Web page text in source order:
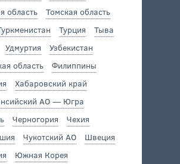
область
Томская область
Турция
Тыва
Удмуртия
Узбекистан
область
Филиппины
Хабаровский край
АО — Югра
Черногория
Чехия
Чукотский АО
Швеция
Южная Корея